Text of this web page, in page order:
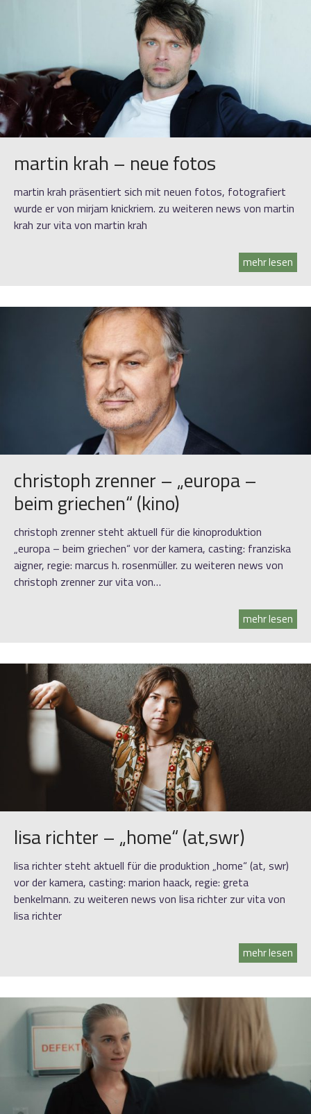
martin krah – neue fotos
martin krah präsentiert sich mit neuen fotos, fotografiert
wurde er von mirjam knickriem. zu weiteren news von martin
krah zur vita von martin krah
mehr lesen
christoph zrenner – „europa –
beim griechen“ (kino)
christoph zrenner steht aktuell für die kinoproduktion
„europa – beim griechen“ vor der kamera, casting: franziska
aigner, regie: marcus h. rosenmüller. zu weiteren news von
christoph zrenner zur vita von…
mehr lesen
lisa richter – „home“ (at,swr)
lisa richter steht aktuell für die produktion „home“ (at, swr)
vor der kamera, casting: marion haack, regie: greta
benkelmann. zu weiteren news von lisa richter zur vita von
lisa richter
mehr lesen